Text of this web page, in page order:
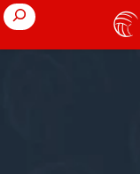
Przejdź
do
treści
Search